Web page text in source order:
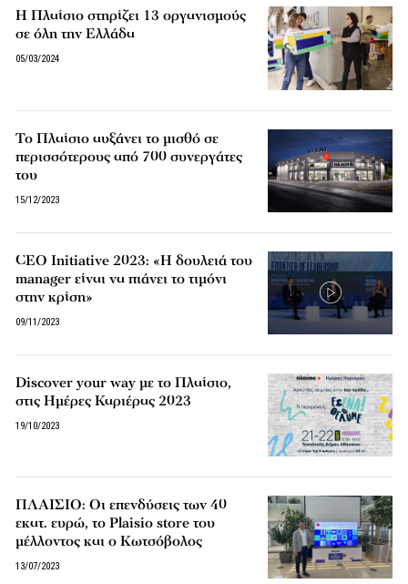
Η Πλαίσιο στηρίζει 13 οργανισμούς
σε όλη την Ελλάδα
05/03/2024
Το Πλαίσιο αυξάνει το μισθό σε
περισσότερους από 700 συνεργάτες
του
15/12/2023
CEO Initiative 2023: «Η δουλειά του
manager είναι να πιάνει το τιμόνι
στην κρίση»
09/11/2023
Discover your way με το Πλαίσιο,
στις Ημέρες Καριέρας 2023
19/10/2023
ΠΛΑΙΣΙΟ: Οι επενδύσεις των 40
εκατ. ευρώ, το Plaisio store του
μέλλοντος και ο Κωτσόβολος
13/07/2023